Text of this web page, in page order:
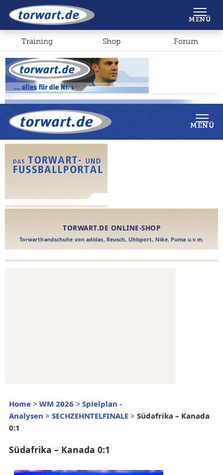
Shop Forum
MENÜ
Home > WM 2026 > Spielplan -
Analysen > SECHZEHNTELFINALE > Südafrika – Kanada
0:1
Südafrika – Kanada 0:1